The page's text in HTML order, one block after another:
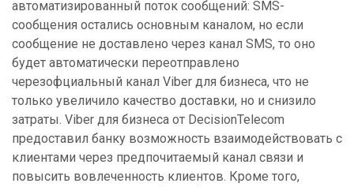
автоматизированный поток сообщений: SMS-
сообщения остались основным каналом, но если
сообщение не доставлено через канал SMS, то оно
будет автоматически переотправлено
черезофциальный канал Viber для бизнеса, что не
только увеличило качество доставки, но и снизило
затраты. Viber для бизнеса от DecisionTelecom
предоставил банку возможность взаимодействовать с
клиентами через предпочитаемый канал связи и
повысить вовлеченность клиентов. Кроме того,